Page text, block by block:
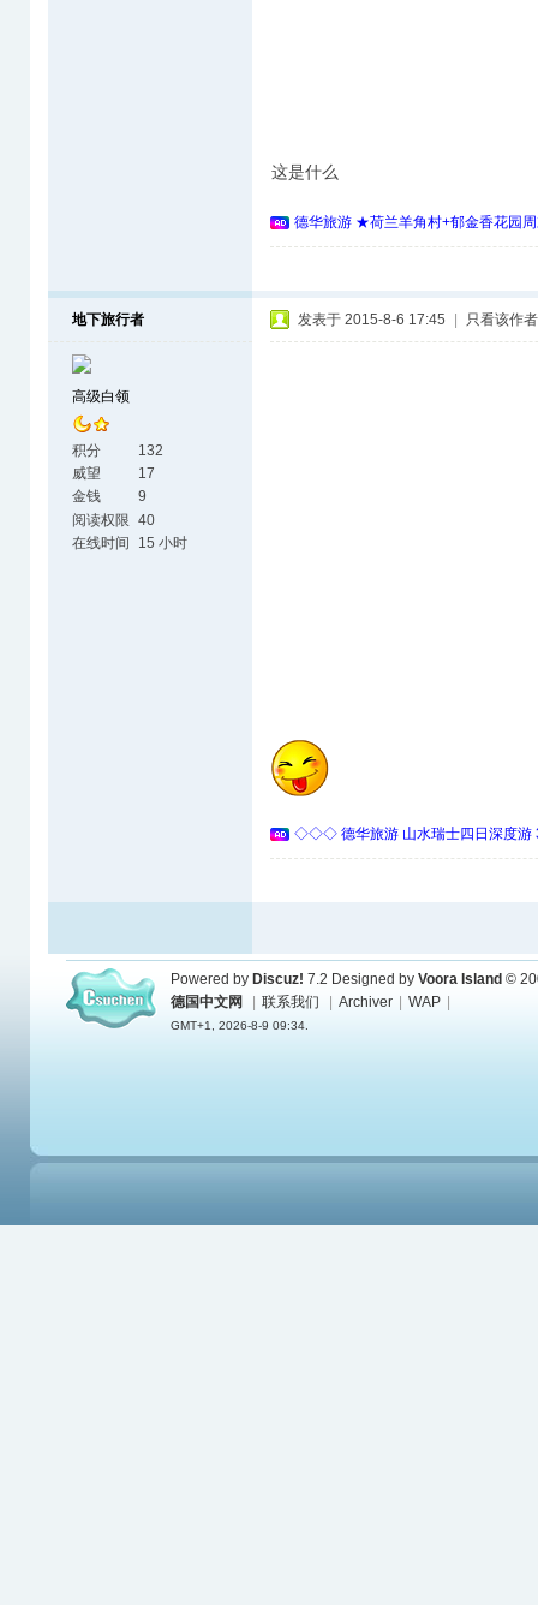
这是什么
德华旅游 ★荷兰羊角村+郁金香花园
地下旅行者
高级白领
积分
132
威望
17
金钱
9
阅读权限 40
在线时间
15 小时
发表于 2015-8-6 17:45 只看该作者
◇◇◇ 德华旅游 山水瑞士四日深度
Powered by Discuz! 7.2 Designed by Voora Island ©
德国中文网
联系我们 Archiver WAP
GMT+1, 2026-8-9 09:34.